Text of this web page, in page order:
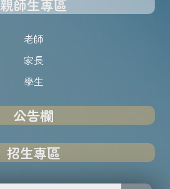
親師生專區
老師
家長
學生
公告欄
招生專區